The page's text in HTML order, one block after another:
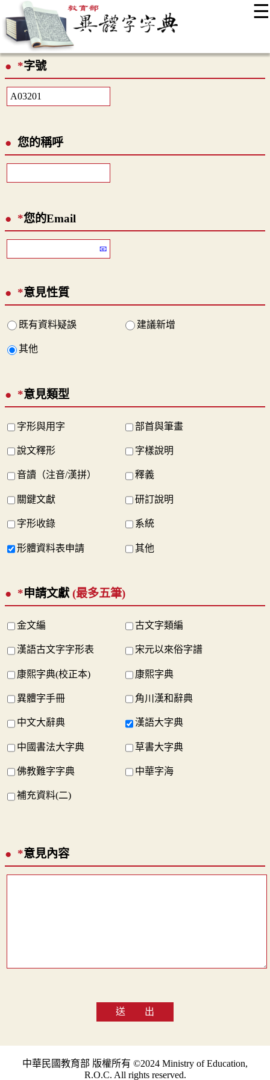
☰
最新消息
*字號
您的稱呼
*您的Email
*意見性質
既有資料疑誤 建議新增
其他
*意見類型
字形與用字 部首與筆畫
說文釋形 字樣說明
音讀（注音/漢拼） 釋義
關鍵文獻 研訂說明
字形收錄 系統
形體資料表申請 其他
*申請文獻(最多五筆)
金文編 古文字類編
漢語古文字字形表 宋元以來俗字譜
康熙字典(校正本) 康熙字典
異體字手冊 角川漢和辭典
中文大辭典 漢語大字典
中國書法大字典 草書大字典
佛教難字字典 中華字海
補充資料(二)
*意見內容
送 出
中華民國教育部 版權所有 ©2024 Ministry of Education,
R.O.C. All rights reserved.